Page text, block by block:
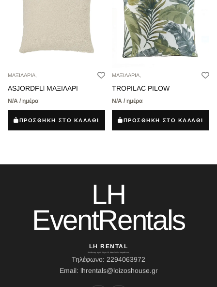
ΜΑΞΙΛΑΡΙΑ,
ASJORDFLl ΜΑΞΙΛΑΡΙ
Ν/Α / ημέρα
ΠΡΟΣΘΗΚΗ ΣΤΟ ΚΑΛΑΘΙ
ΜΑΞΙΛΑΡΙΑ,
TROPILAC PILOW
Ν/Α / ημέρα
ΠΡΟΣΘΗΚΗ ΣΤΟ ΚΑΛΑΘΙ
LH
EventRentals
LH RENTAL
Διεύθυνση: Ιερού Λόχου 10, Κάτω Σούλι, Μαραθώνας
Τηλέφωνο: 2294063972
Email: lhrentals@loizoshouse.gr